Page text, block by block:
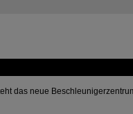
das neue